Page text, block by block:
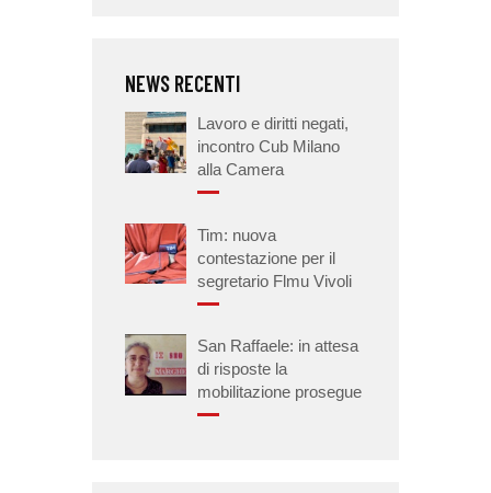
NEWS RECENTI
Lavoro e diritti negati,
incontro Cub Milano
alla Camera
Tim: nuova
contestazione per il
segretario Flmu Vivoli
San Raffaele: in attesa
di risposte la
mobilitazione prosegue